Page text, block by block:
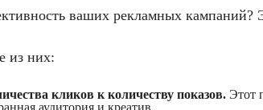
ваших рекламных кампаний?
из них:
кликов к количеству показов. Этот
аудитория и креатив.